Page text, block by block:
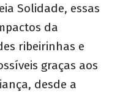
Solidade, essas
da
ribeirinhas e
graças aos
desde a